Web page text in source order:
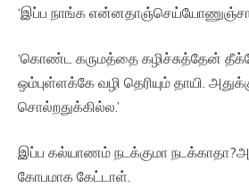
‘இப்ப நாங்க
‘கொண்ட கருமத்தை கழிச்சுத்தேன்
ஒம்புள்ளக்கே வழி தெரியும் தாயி.
சொல்றதுக்கில்ல.’
இப்ப கல்யாணம் நடக்குமா
கோபமாக கேட்டாள்.